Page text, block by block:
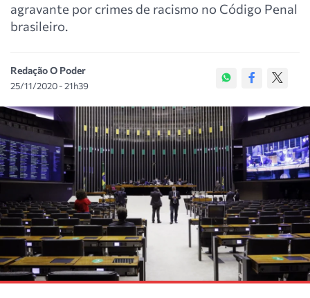
agravante por crimes de racismo no Código Penal
brasileiro.
Redação O Poder
25/11/2020 - 21h39